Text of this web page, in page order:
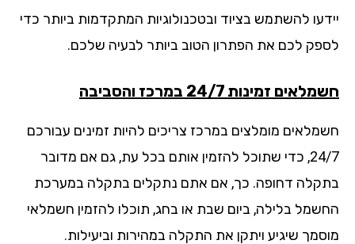
להשתמש בציוד ובטכנולוגיות המתקדמות ביותר כדי
לכם את הפתרון הטוב ביותר לבעיה שלכם.
זמינות 24/7 במרכז והסביבה
מומלצים במרכז צריכים להיות זמינים עבורכם
24/7, כדי שתוכל להזמין אותם בכל עת, גם אם מדובר
דחופה. כך, אם אתם נתקלים בתקלה במערכת
בלילה, ביום שבת או בחג, תוכלו להזמין חשמלאי
שיגיע ויתקן את התקלה במהירות וביעילות.